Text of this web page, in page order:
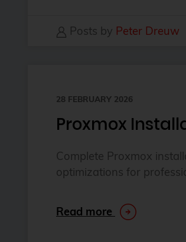
Posts by Peter Dreuw
28 FEBRUARY 2026
Proxmox
Complete Proxmox
optimizations for
Read more